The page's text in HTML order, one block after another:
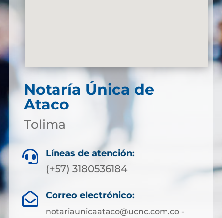
Notaría Única de
Ataco
Tolima
 Líneas de atención:
(+57) 3180536184
 Correo electrónico:
notariaunicaataco@ucnc.com.co -